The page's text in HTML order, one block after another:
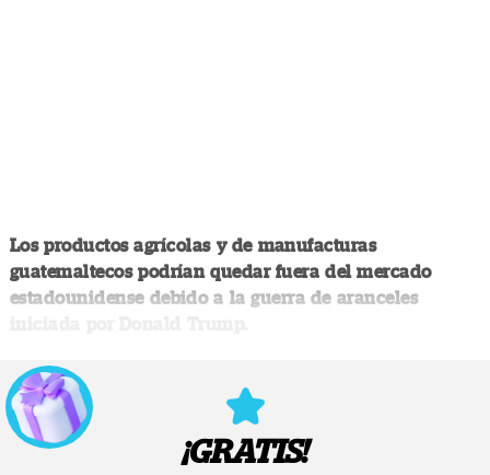
Los productos agrícolas y de manufacturas
guatemaltecos podrían quedar fuera del mercado
estadounidense debido a la guerra de aranceles
¡GRATIS!